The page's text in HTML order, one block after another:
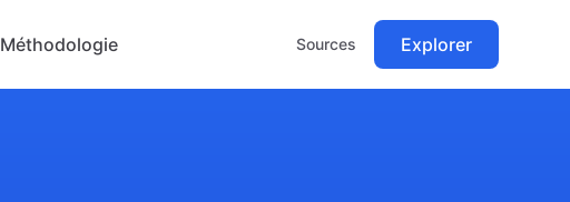
Méthodologie Sources Explorer